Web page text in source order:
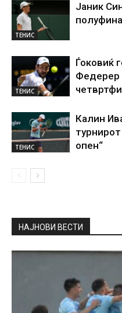
ТЕНИС
Јаник
ТЕНИС
Ѓоковиќ
Федерер
ТЕНИС
Калин
опен“
НАЈНОВИ ВЕСТИ